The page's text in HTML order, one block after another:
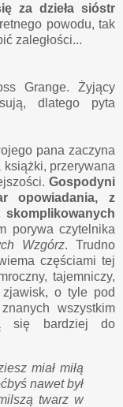
za dzieła sióstr
powodu, tak
zaległości...
Grange. Żyjący
dlatego pyta
pana zaczyna
przerywana
Gospodyni
opowiadania, z
skomplikowanych
porywa czytelnika
Wzgórz. Trudno
częściami tej
tajemniczy,
zjawisk, o tyle pod
wszystkim
się bardziej do
miał miłą
nawet był
twarz w